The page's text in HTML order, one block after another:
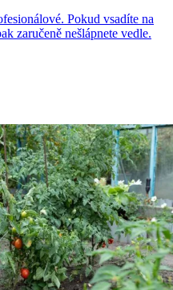
Pokud vsadíte na
zaručeně nešlápnete vedle.